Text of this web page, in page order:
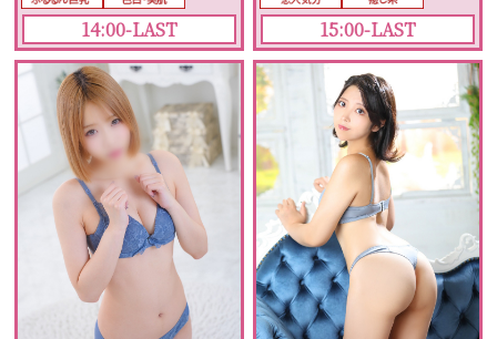
14:00-LAST 15:00-LAST